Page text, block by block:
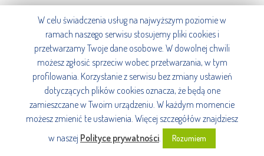
W celu świadczenia usług na najwyższym poziomie w
ramach naszego serwisu stosujemy pliki cookies i
przetwarzamy Twoje dane osobowe. W dowolnej chwili
możesz zgłosić sprzeciw wobec przetwarzania, w tym
profilowania. Korzystanie z serwisu bez zmiany ustawień
dotyczących plików cookies oznacza, że będą one
zamieszczane w Twoim urządzeniu. W każdym momencie
możesz zmienić te ustawienia. Więcej szczegółów znajdziesz
w naszej Polityce prywatności. Rozumiem